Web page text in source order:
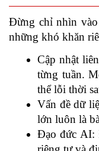
Đừng chỉ nhìn vào
những khó khăn
Cập nhật
từng tuần.
thể lỗi thời
Vấn đề dữ
lớn luôn là
Đạo đức AI: